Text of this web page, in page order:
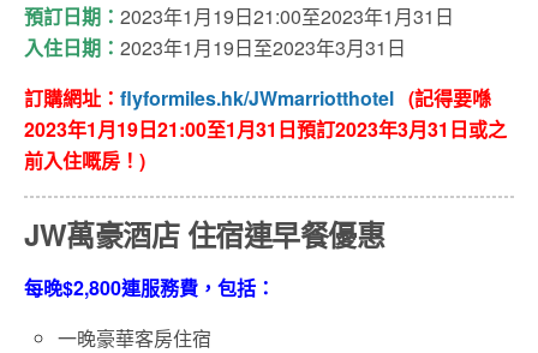
預訂日期： 2023年1月19日21:00至2023年1月31日
入住日期： 2023年1月19日至2023年3月31日
訂購網址： flyformiles.hk/JWmarriotthotel (記得要喺
2023年1月19日21:00至1月31日預訂2023年3月31日或之
前入住嘅房！)
JW萬豪酒店 住宿連早餐優惠
每晚$2,800連服務費，包括：
一晚豪華客房住宿